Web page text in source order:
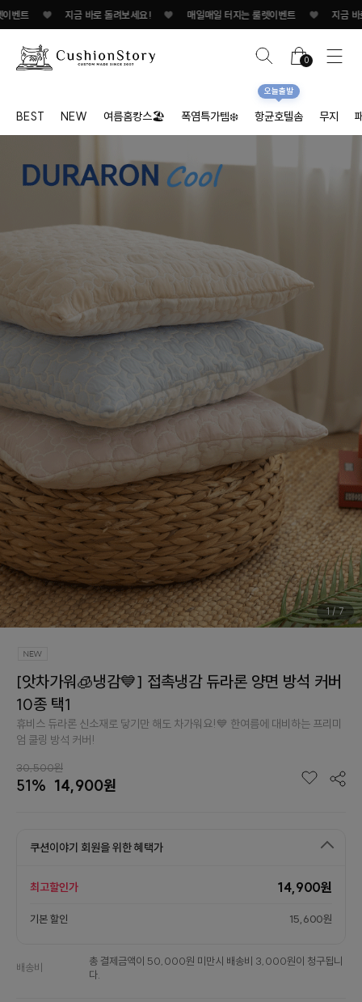
지금 바로 돌려보세요! ♥ 매일매일 터지는 룰렛이벤트 ♥ 지금 바로 돌려보
0
BEST NEW 여름홈캉스🏖 폭염특가템❄️ 항균호텔솜
오늘출발
무지
1/7
[앗차가워🧊냉감💙] 접촉냉감 듀라론 양면 방석 커버
10종 택1
휴비스 듀라론 신소재로 닿기만 해도 차가워요!💙 한여름에 대비하는 프리미
엄 쿨링 방석 커버!
30,500원
51% 14,900원
쿠션이야기 회원을 위한 혜택가
최고할인가 14,900원
기본 할인 15,600원
배송비
총 결제금액이 50,000원 미만시 배송비 3,000원이 청구됩니
다.